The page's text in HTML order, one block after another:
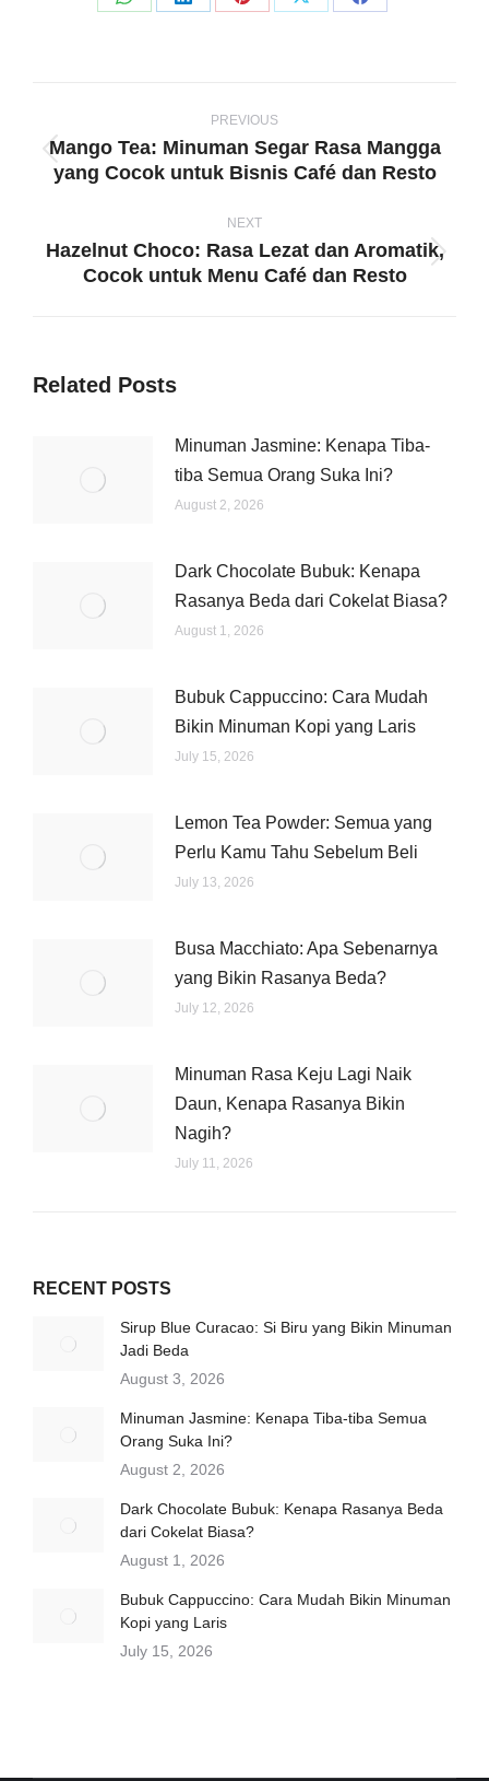
Share
Share
Share
Share
Share
navigation
PREVIOUS
Previous
Mango Tea: Minuman Segar Rasa Mangga
yang Cocok untuk Bisnis Café dan Resto
NEXT
Next
Hazelnut Choco: Rasa Lezat dan Aromatik,
Cocok untuk Menu Café dan Resto
Related Posts
Minuman Jasmine: Kenapa Tiba-
tiba Semua Orang Suka Ini?
August 2, 2026
Dark Chocolate Bubuk: Kenapa
Rasanya Beda dari Cokelat Biasa?
August 1, 2026
Bubuk Cappuccino: Cara Mudah
Bikin Minuman Kopi yang Laris
July 15, 2026
Lemon Tea Powder: Semua yang
Perlu Kamu Tahu Sebelum Beli
July 13, 2026
Busa Macchiato: Apa Sebenarnya
yang Bikin Rasanya Beda?
July 12, 2026
Minuman Rasa Keju Lagi Naik
Daun, Kenapa Rasanya Bikin
Nagih?
July 11, 2026
RECENT POSTS
Sirup Blue Curacao: Si Biru yang Bikin Minuman
Jadi Beda
August 3, 2026
Minuman Jasmine: Kenapa Tiba-tiba Semua
Orang Suka Ini?
August 2, 2026
Dark Chocolate Bubuk: Kenapa Rasanya Beda
dari Cokelat Biasa?
August 1, 2026
Bubuk Cappuccino: Cara Mudah Bikin Minuman
Kopi yang Laris
July 15, 2026